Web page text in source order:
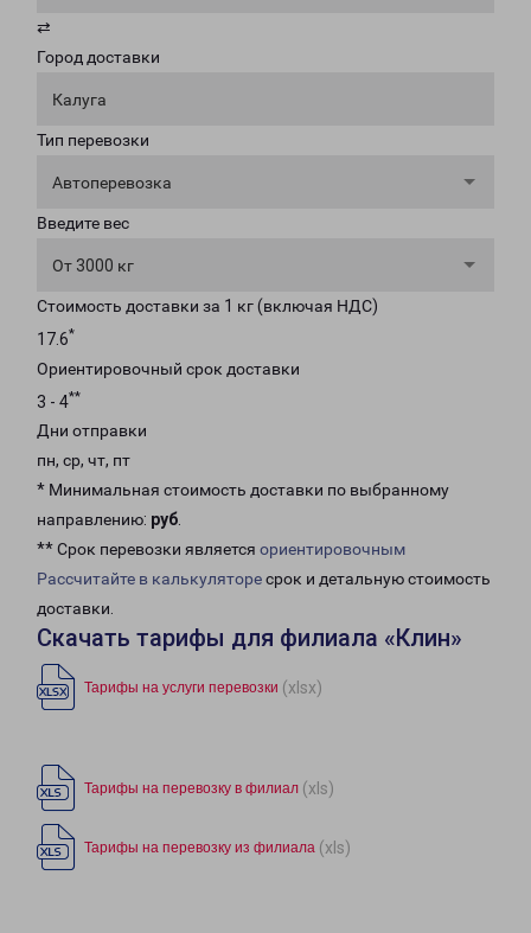
⇄
Город доставки
Калуга
Тип перевозки
Автоперевозка
Введите вес
От 3000 кг
Стоимость доставки за 1 кг (включая НДС)
17.6*
Ориентировочный срок доставки
3 - 4**
Дни отправки
пн, ср, чт, пт
* Минимальная стоимость доставки по выбранному
направлению: руб.
** Срок перевозки является ориентировочным
Рассчитайте в калькуляторесрок и детальную стоимость
доставки.
Скачать тарифы для филиала «Клин»
Тарифы на услуги перевозки (xlsx)
Тарифы на перевозку в филиал (xls)
Тарифы на перевозку из филиала (xls)